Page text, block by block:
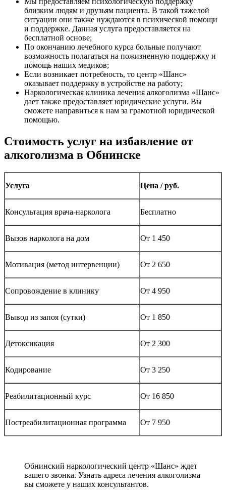
близким людям и друзьям пациента. В такой тяжелой
ситуации они также нуждаются в психической помощи
и поддержке. Данная услуга предоставляется на
бесплатной основе;
По окончанию лечебного курса больные получают
возможность полагаться на пожизненную поддержку и
помощь наших медиков;
Если возникает потребность, то центр «Шанс»
оказывает поддержку в устройстве на работу;
Наркологическая клиника лечения алкоголизма «Шанс»
дает также предоставляет юридические услуги. Вы
сможете направиться к нам за грамотной юридической
помощью.
Стоимость услуг на избавление от
алкоголизма в Обнинске
Услуга Цена / руб.
Консультация врача-нарколога Бесплатно
Вызов нарколога на дом От 1 450
Мотивация (метод интервенции) От 2 650
Сопровождение в клинику От 4 950
Вывод из запоя (сутки) От 1 850
Детоксикация От 2 300
Кодирование От 3 250
Реабилитационный курс От 16 850
Постреабилитационная программа От 7 950
Обнинский наркологический центр «Шанс» ждет
вашего звонка. Узнать адреса лечения алкоголизма
вы сможете у наших консультантов.